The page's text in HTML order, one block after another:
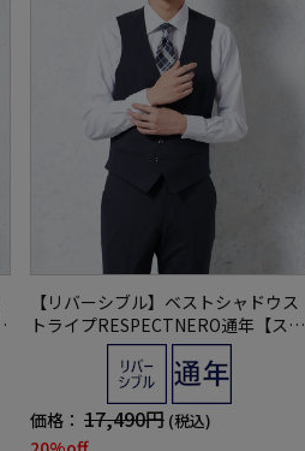
【リバーシブル】ベストシャドウス
トライプRESPECTNERO通年【スリ
ムデザイン】
価格： 17,490円 (税込)